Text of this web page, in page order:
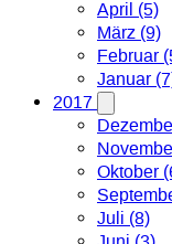
April (5)
März (9)
Februar
Januar
2017
Oktober
Juli (8)